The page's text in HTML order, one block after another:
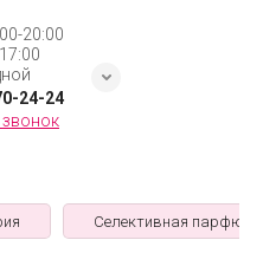
20:00
24-24
звонок
Селективная